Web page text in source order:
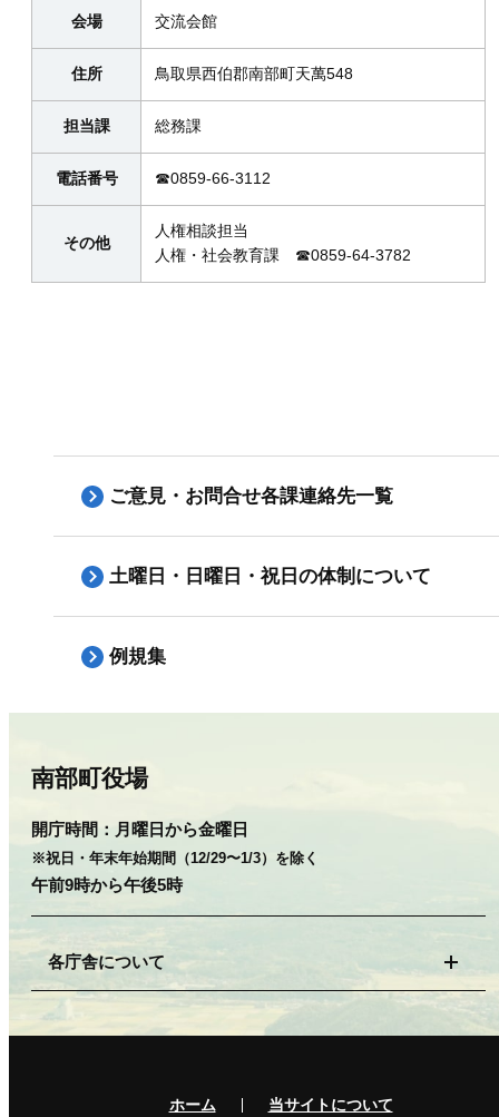
会場 交流会館
住所 鳥取県西伯郡南部町天萬548
担当課 総務課
電話番号 ☎0859-66-3112
その他
人権相談担当
人権・社会教育課 ☎0859-64-3782
ご意見・お問合せ各課連絡先一覧
土曜日・日曜日・祝日の体制について
例規集
南部町役場
開庁時間： 月曜日から金曜日
※祝日・年末年始期間（12/29〜1/3）を除く
午前9時から午後5時
各庁舎について
ホーム 当サイトについて